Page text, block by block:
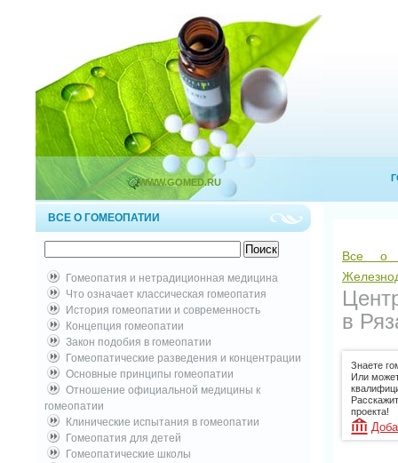
WWW.GOMED.RU
ВСЕ О ГОМЕОПАТИИ
Гомеопатия и нетрадиционная медицина
Что означает классическая гомеопатия
История гомеопатии и современность
Концепция гомеопатии
Закон подобия в гомеопатии
Гомеопатические разведения и концентрации
Основные принципы гомеопатии
Отношение официальной медицины к
гомеопатии
Клинические испытания в гомеопатии
Гомеопатия для детей
Гомеопатические школы
Все о
в
Знаете
Или
проекта!